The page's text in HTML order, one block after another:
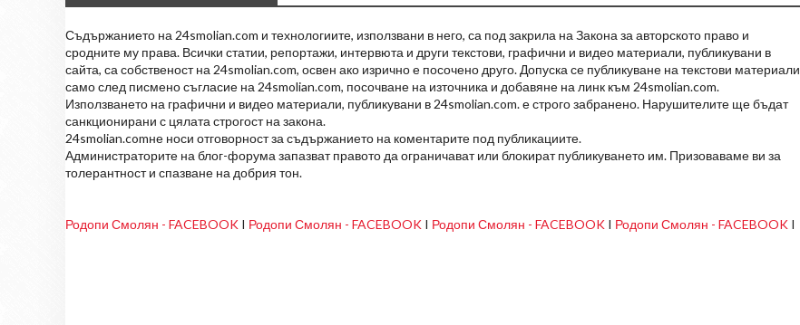
Съдържанието на 24smolian.com и технологиите, използвани в него, са под закрила на Закона за авторското право и
сродните му права. Всички статии, репортажи, интервюта и други текстови, графични и видео материали, публикувани в
сайта, са собственост на 24smolian.com, освен ако изрично е посочено друго. Допуска се публикуване на текстови материали
само след писмено съгласие на 24smolian.com, посочване на източника и добавяне на линк към 24smolian.com.
Използването на графични и видео материали, публикувани в 24smolian.com. е строго забранено. Нарушителите ще бъдат
санкционирани с цялата строгост на закона.
24smolian.comне носи отговорност за съдържанието на коментарите под публикациите.
Администраторите на блог-форума запазват правото да ограничават или блокират публикуването им. Призоваваме ви за
толерантност и спазване на добрия тон.
Родопи Смолян - FACEBOOK I Родопи Смолян - FACEBOOK I Родопи Смолян - FACEBOOK I Родопи Смолян - FACEBOOK I